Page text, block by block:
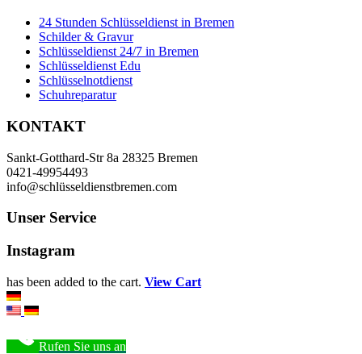
24 Stunden Schlüsseldienst in Bremen
Schilder & Gravur
Schlüsseldienst 24/7 in Bremen
Schlüsseldienst Edu
Schlüsselnotdienst
Schuhreparatur
KONTAKT
Sankt-Gotthard-Str 8a 28325 Bremen
0421-49954493
info@schlüsseldienstbremen.com
Unser Service
Instagram
has been added to the cart. View Cart
Rufen Sie uns an